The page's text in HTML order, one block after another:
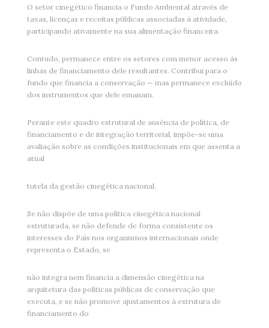
O setor cinegético financia o Fundo Ambiental através de
taxas, licenças e receitas públicas associadas à atividade,
participando ativamente na sua alimentação financeira.
Contudo, permanece entre os setores com menor acesso às
linhas de financiamento dele resultantes. Contribui para o
fundo que financia a conservação — mas permanece excluído
dos instrumentos que dele emanam.
Perante este quadro estrutural de ausência de política, de
financiamento e de integração territorial, impõe-se uma
avaliação sobre as condições institucionais em que assenta a
atual
tutela da gestão cinegética nacional.
Se não dispõe de uma política cinegética nacional
estruturada, se não defende de forma consistente os
interesses do País nos organismos internacionais onde
representa o Estado, se
não integra nem financia a dimensão cinegética na
arquitetura das políticas públicas de conservação que
executa, e se não promove ajustamentos à estrutura de
financiamento do